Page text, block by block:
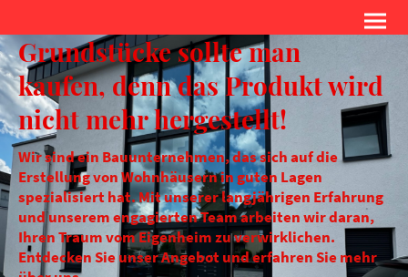
Grundstücke sollte man
kaufen, denn das Produkt wird
nicht mehr hergestellt!
Wir sind ein Bauunternehmen, das sich auf die
Erstellung von Wohnhäusern in guten Lagen
spezialisiert hat. Mit unserer langjährigen Erfahrung
und unserem engagierten Team arbeiten wir daran,
Ihren Traum vom Eigenheim zu verwirklichen.
Entdecken Sie unser Angebot und erfahren Sie mehr